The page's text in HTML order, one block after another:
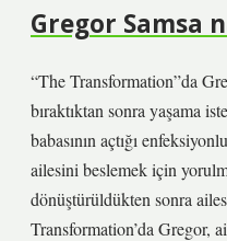
Gregor Samsa
“The Transformation”da
bıraktıktan sonra yaşama
babasının açtığı
ailesini beslemek için
dönüştürüldükten sonra
Transformation’da Gregor,